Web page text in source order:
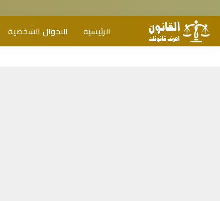
الرئيسية الاحوال الشخصية